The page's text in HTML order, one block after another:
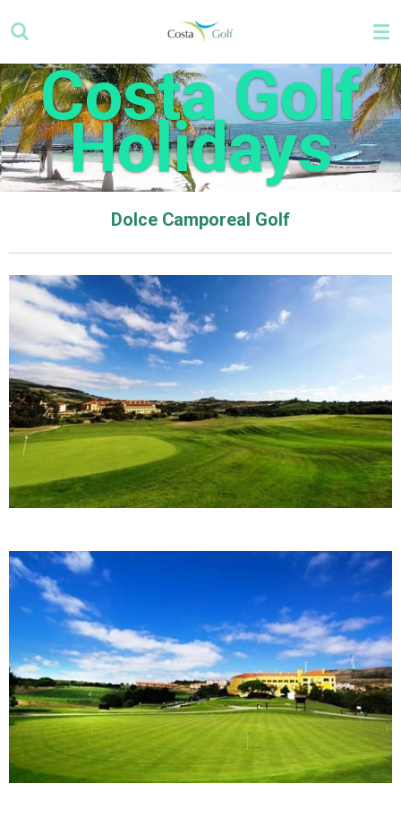
Hauptinhalt
springenCosta Golf
Holidays
Dolce Camporeal Golf